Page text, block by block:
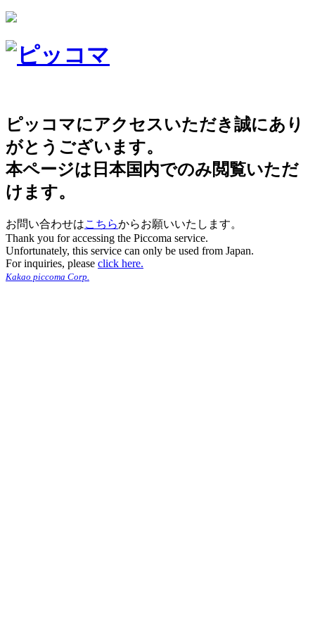
ピッコマにアクセスいただき誠にあり
がとうございます。
本ページは日本国内でのみ閲覧いただ
けます。
お問い合わせはこちらからお願いいたします。
Thank you for accessing the Piccoma service.
Unfortunately, this service can only be used from Japan.
For inquiries, please click here.
Kakao piccoma Corp.